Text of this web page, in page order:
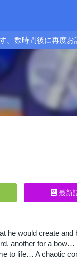
。数時間後に再度お
最新
he would create
another for a
to life… A chaotic